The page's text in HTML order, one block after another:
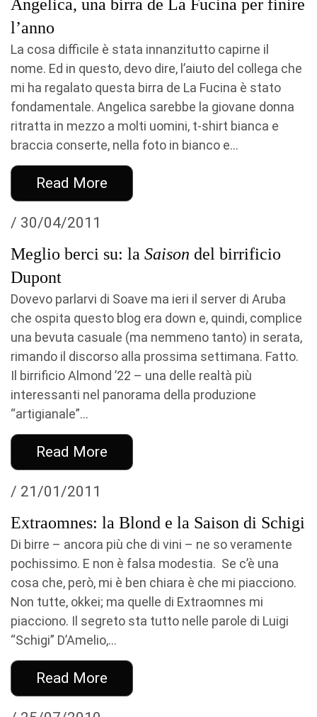
Angelica, una birra de La Fucina per finire
l’anno
La cosa difficile è stata innanzitutto capirne il
nome. Ed in questo, devo dire, l’aiuto del collega che
mi ha regalato questa birra de La Fucina è stato
fondamentale. Angelica sarebbe la giovane donna
ritratta in mezzo a molti uomini, t-shirt bianca e
braccia conserte, nella foto in bianco e...
Read More
/ 30/04/2011
Meglio berci su: la Saison del birrificio
Dupont
Dovevo parlarvi di Soave ma ieri il server di Aruba
che ospita questo blog era down e, quindi, complice
una bevuta casuale (ma nemmeno tanto) in serata,
rimando il discorso alla prossima settimana. Fatto.
Il birrificio Almond ’22 – una delle realtà più
interessanti nel panorama della produzione
“artigianale”...
Read More
/ 21/01/2011
Extraomnes: la Blond e la Saison di Schigi
Di birre – ancora più che di vini – ne so veramente
pochissimo. E non è falsa modestia. Se c’è una
cosa che, però, mi è ben chiara è che mi piacciono.
Non tutte, okkei; ma quelle di Extraomnes mi
piacciono. Il segreto sta tutto nelle parole di Luigi
“Schigi” D’Amelio,...
Read More